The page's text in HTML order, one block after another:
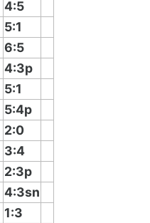
4:5
5:1
6:5
4:3p
5:1
5:4p
2:0
3:4
2:3p
4:3sn
1:3